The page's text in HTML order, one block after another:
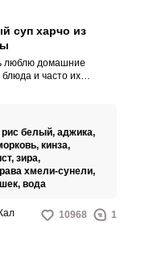
суп харчо из
люблю домашние
и часто их
рис белый, аджика,
кинза,
зира,
хмели-сунели,
вода
10968 1